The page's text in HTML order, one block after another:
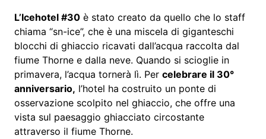
L’Icehotel #30è stato creato da quello che lo staff
chiama “sn-ice”, che è una miscela di giganteschi
blocchi di ghiaccio ricavati dall’acqua raccolta dal
fiume Thorne e dalla neve. Quando si scioglie in
primavera, l’acqua tornerà lì. Per celebrare il 30°
anniversario, l’hotel ha costruito un ponte di
osservazione scolpito nel ghiaccio, che offre una
vista sul paesaggio ghiacciato circostante
attraverso il fiume Thorne.